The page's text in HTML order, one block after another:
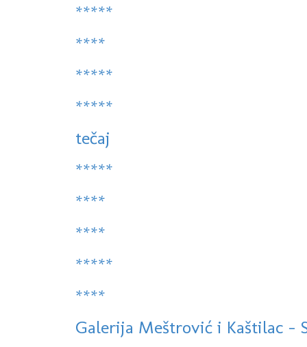
*****
****
*****
*****
tečaj
*****
****
****
*****
****
Galerija Meštrović i Kaštilac -